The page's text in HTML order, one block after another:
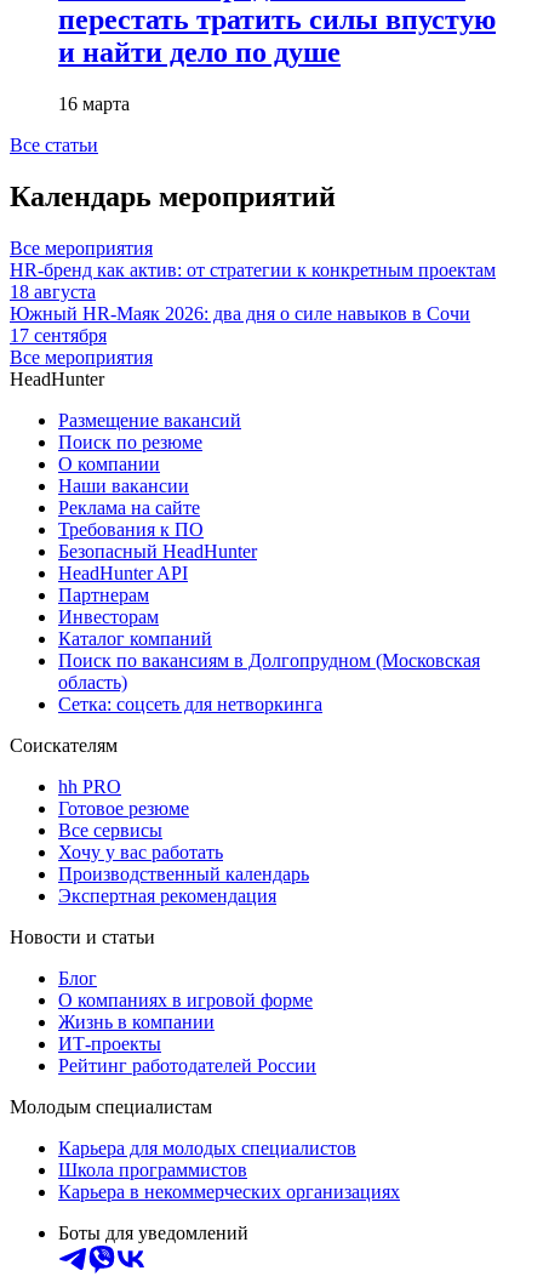
перестать тратить силы впустую
и найти дело по душе
16 марта
Все статьи
Календарь мероприятий
Все мероприятия
HR-бренд как актив: от стратегии к конкретным проектам
18 августа
Южный HR-Маяк 2026: два дня о силе навыков в Сочи
17 сентября
Все мероприятия
HeadHunter
Размещение вакансий
Поиск по резюме
О компании
Наши вакансии
Реклама на сайте
Требования к ПО
Безопасный HeadHunter
HeadHunter API
Партнерам
Инвесторам
Каталог компаний
Поиск по вакансиям в Долгопрудном (Московская
область)
Сетка: соцсеть для нетворкинга
Соискателям
hh PRO
Готовое резюме
Все сервисы
Хочу у вас работать
Производственный календарь
Экспертная рекомендация
Новости и статьи
Блог
О компаниях в игровой форме
Жизнь в компании
ИТ-проекты
Рейтинг работодателей России
Молодым специалистам
Карьера для молодых специалистов
Школа программистов
Карьера в некоммерческих организациях
Боты для уведомлений